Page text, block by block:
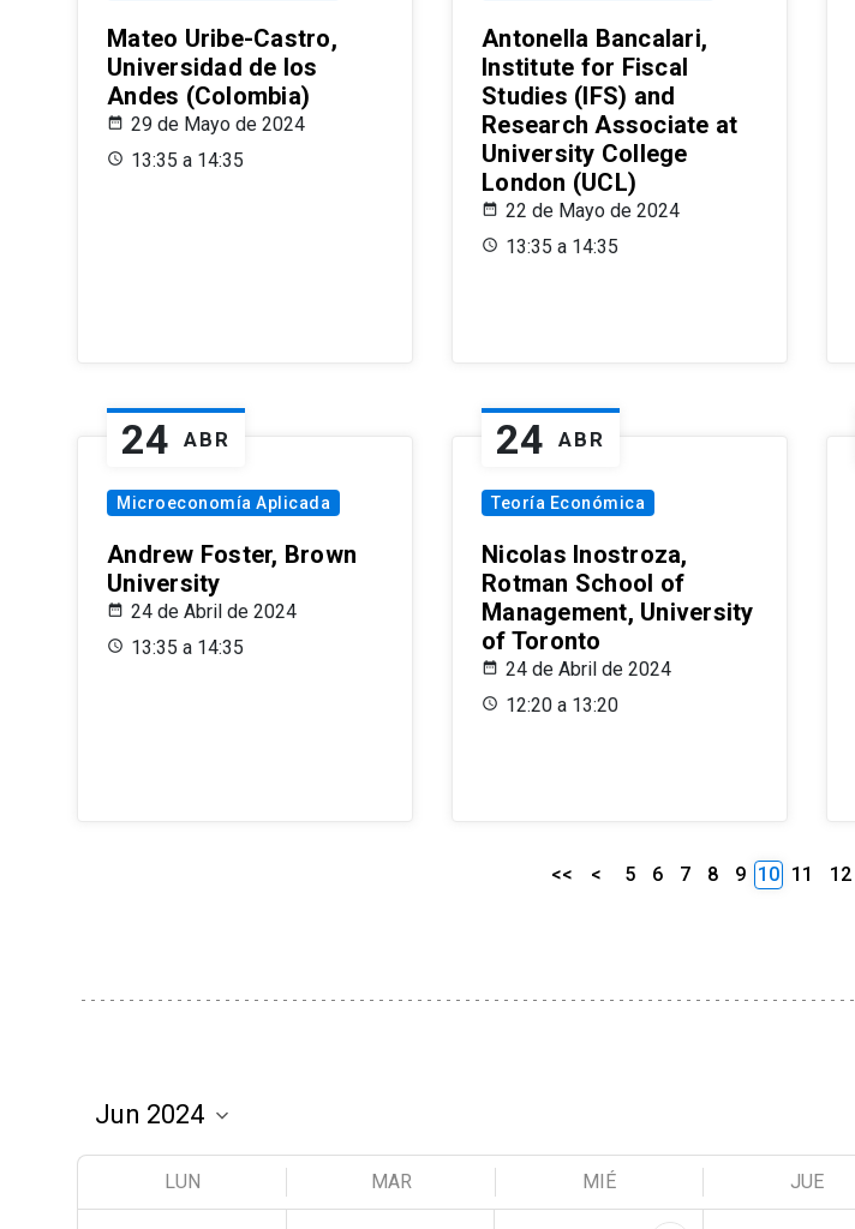
Mateo Uribe-Castro,
Universidad de los
Andes (Colombia)
29 de Mayo de 2024
13:35 a 14:35
Antonella Bancalari,
Institute for Fiscal
Studies (IFS) and
Research Associate at
University College
London (UCL)
22 de Mayo de 2024
13:35 a 14:35
24 ABR
Microeconomía Aplicada
Andrew Foster, Brown
University
24 de Abril de 2024
13:35 a 14:35
24 ABR
Teoría Económica
Nicolas Inostroza,
Rotman School of
Management, University
of Toronto
24 de Abril de 2024
12:20 a 13:20
<< < 5 6 7 8 9 10 11 12
LUN MAR MIÉ JUE